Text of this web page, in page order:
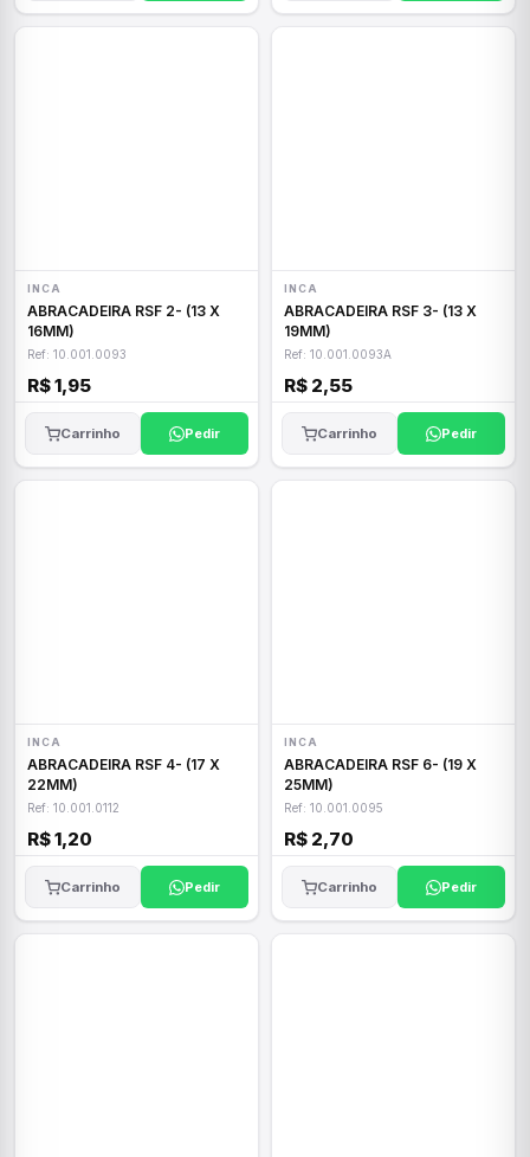
INCA
ABRACADEIRA RSF 2- (13 X
16MM)
Ref: 10.001.0093
R$ 1,95
Carrinho Pedir
INCA
ABRACADEIRA RSF 3- (13 X
19MM)
Ref: 10.001.0093A
R$ 2,55
Carrinho Pedir
INCA
ABRACADEIRA RSF 4- (17 X
22MM)
Ref: 10.001.0112
R$ 1,20
Carrinho Pedir
INCA
ABRACADEIRA RSF 6- (19 X
25MM)
Ref: 10.001.0095
R$ 2,70
Carrinho Pedir